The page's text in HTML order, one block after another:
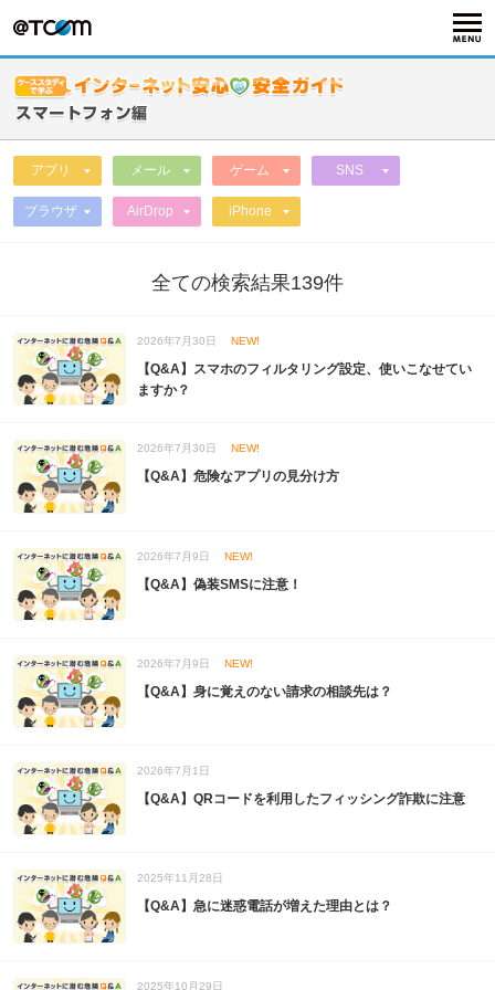
アプリ メール ゲーム SNS
ブラウザ AirDrop iPhone
全ての検索結果139件
2026年7月30日 NEW!
【Q&A】スマホのフィルタリング設定、使いこなせてい
ますか？
2026年7月30日 NEW!
【Q&A】危険なアプリの見分け方
2026年7月9日 NEW!
【Q&A】偽装SMSに注意！
2026年7月9日 NEW!
【Q&A】身に覚えのない請求の相談先は？
2026年7月1日
【Q&A】QRコードを利用したフィッシング詐欺に注意
2025年11月28日
【Q&A】急に迷惑電話が増えた理由とは？
2025年10月29日